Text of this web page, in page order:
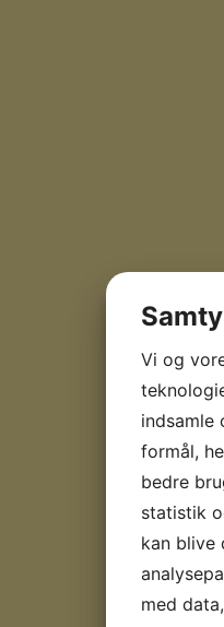
Vi og
indsamle
formål,
bedre
statistik
kan blive
med